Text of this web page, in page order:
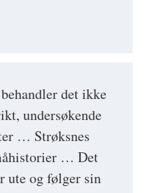
det ikke
undersøkende
… Strøksnes
… Det
ute og følger sin